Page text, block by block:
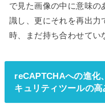
で見た画像の中に意味の
識し、更にそれを再出力
時、まだ持ち合わせてい
reCAPTCHAへの進化
キュリティツールの高